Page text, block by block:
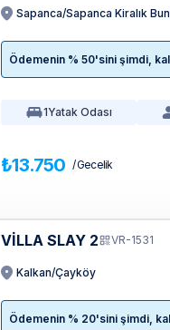
Sapanca/Sapanca Kiralık
Ödemenin % 50'sini şimdi,
1Yatak Odası
₺13.750 / Gecelik
VİLLA SLAY 2 VR-1531
Kalkan/Çayköy
Ödemenin % 20'sini şimdi,